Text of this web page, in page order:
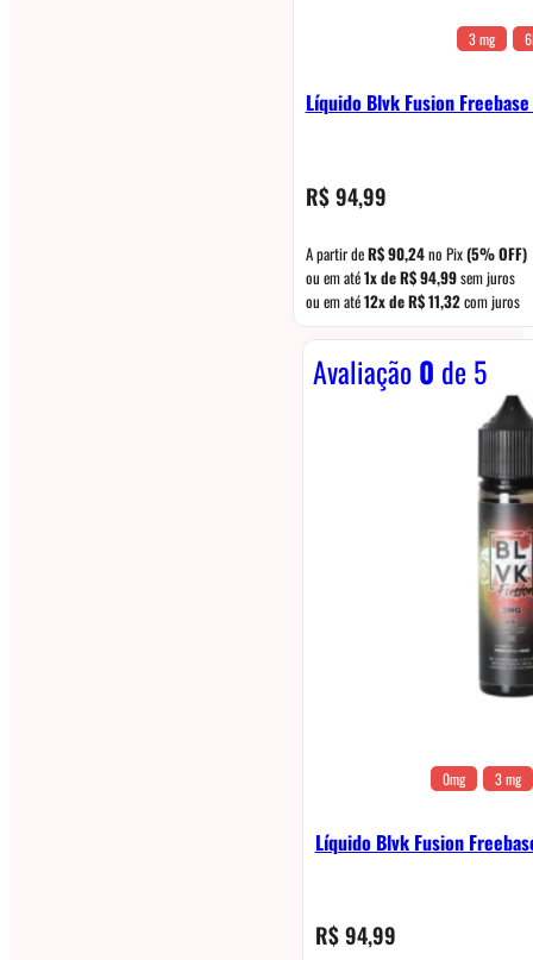
3 mg
Líquido Blvk Fusion
R$94,99
A partir deR$90,24no Pix(5% OFF)
ou em até1x deR$94,99sem juros
ou em até12x deR$11,32com juros
Avaliação0 de 5
0mg 3 mg
Líquido Blvk Fusion
R$94,99